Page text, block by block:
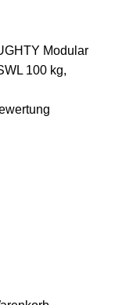
Modular
100 kg,